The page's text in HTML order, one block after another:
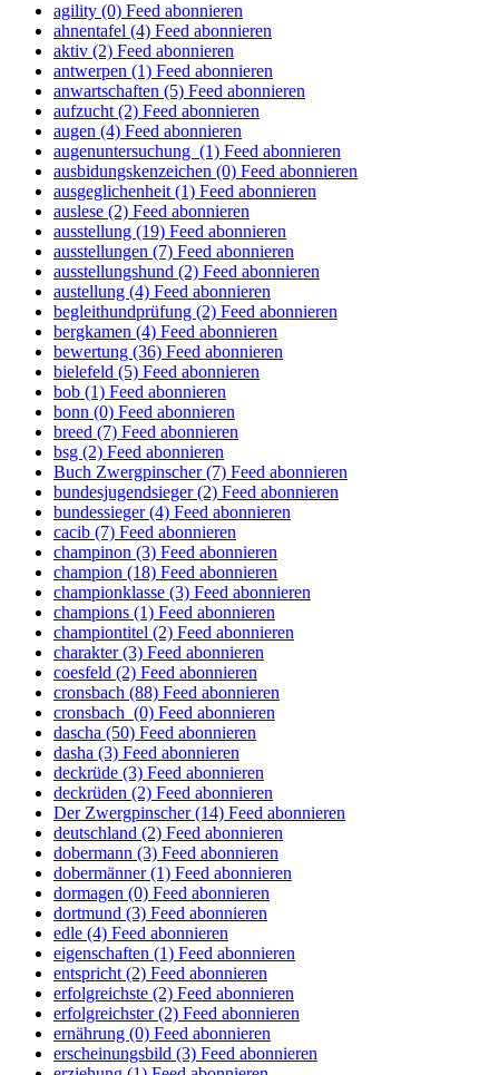
agility (0) Feed abonnieren
ahnentafel (4) Feed abonnieren
aktiv (2) Feed abonnieren
antwerpen (1) Feed abonnieren
anwartschaften (5) Feed abonnieren
aufzucht (2) Feed abonnieren
augen (4) Feed abonnieren
augenuntersuchung (1) Feed abonnieren
ausbidungskenzeichen (0) Feed abonnieren
ausgeglichenheit (1) Feed abonnieren
auslese (2) Feed abonnieren
ausstellung (19) Feed abonnieren
ausstellungen (7) Feed abonnieren
ausstellungshund (2) Feed abonnieren
austellung (4) Feed abonnieren
begleithundprüfung (2) Feed abonnieren
bergkamen (4) Feed abonnieren
bewertung (36) Feed abonnieren
bielefeld (5) Feed abonnieren
bob (1) Feed abonnieren
bonn (0) Feed abonnieren
breed (7) Feed abonnieren
bsg (2) Feed abonnieren
Buch Zwergpinscher (7) Feed abonnieren
bundesjugendsieger (2) Feed abonnieren
bundessieger (4) Feed abonnieren
cacib (7) Feed abonnieren
champinon (3) Feed abonnieren
champion (18) Feed abonnieren
championklasse (3) Feed abonnieren
champions (1) Feed abonnieren
championtitel (2) Feed abonnieren
charakter (3) Feed abonnieren
coesfeld (2) Feed abonnieren
cronsbach (88) Feed abonnieren
cronsbach (0) Feed abonnieren
dascha (50) Feed abonnieren
dasha (3) Feed abonnieren
deckrüde (3) Feed abonnieren
deckrüden (2) Feed abonnieren
Der Zwergpinscher (14) Feed abonnieren
deutschland (2) Feed abonnieren
dobermann (3) Feed abonnieren
dobermänner (1) Feed abonnieren
dormagen (0) Feed abonnieren
dortmund (3) Feed abonnieren
edle (4) Feed abonnieren
eigenschaften (1) Feed abonnieren
entspricht (2) Feed abonnieren
erfolgreichste (2) Feed abonnieren
erfolgreichster (2) Feed abonnieren
ernährung (0) Feed abonnieren
erscheinungsbild (3) Feed abonnieren